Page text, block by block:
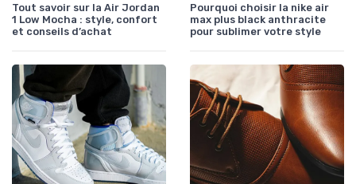
Tout savoir sur la Air Jordan
1 Low Mocha : style, confort
et conseils d’achat
Pourquoi choisir la nike air
max plus black anthracite
pour sublimer votre style